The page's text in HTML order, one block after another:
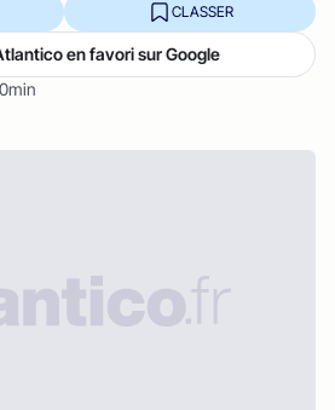
CLASSER
en favori sur Google